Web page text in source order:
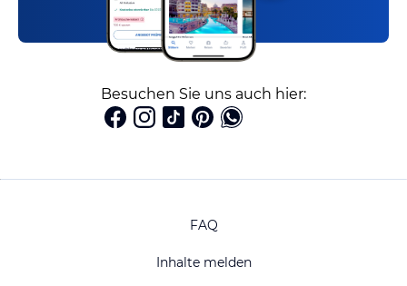
Besuchen Sie uns auch hier:
FAQ
Inhalte melden